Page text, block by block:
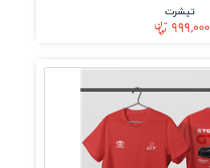
تیشرت
۹۹۹,۰۰۰